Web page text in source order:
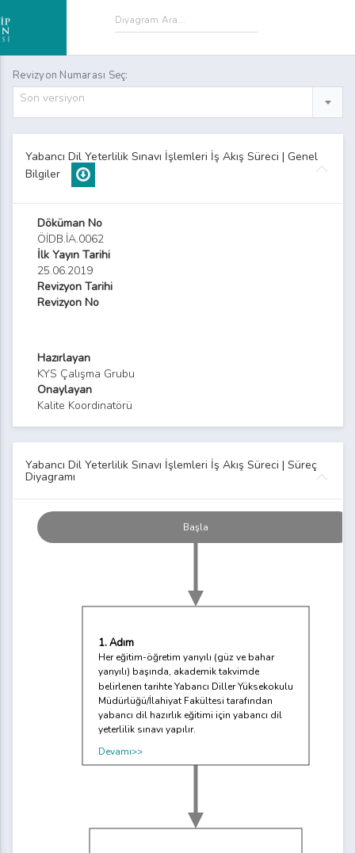
Revizyon Numarası Seç:
Son versiyon
Yabancı Dil Yeterlilik Sınavı İşlemleri İş Akış Süreci | Genel
Bilgiler
Döküman No
ÖİDB.İA.0062
İlk Yayın Tarihi
25.06.2019
Revizyon Tarihi
Revizyon No
Hazırlayan
KYS Çalışma Grubu
Onaylayan
Kalite Koordinatörü
Yabancı Dil Yeterlilik Sınavı İşlemleri İş Akış Süreci | Süreç
Diyagramı
1. Adım
Her eğitim-öğretim yarıyılı (güz ve bahar
yarıyılı) başında, akademik takvimde
belirlenen tarihte Yabancı Diller Yüksekokulu
Müdürlüğü/İlahiyat Fakültesi tarafından
yabancı dil hazırlık eğitimi için yabancı dil
yeterlilik sınavı yapılır.
Devamı>>
Başla